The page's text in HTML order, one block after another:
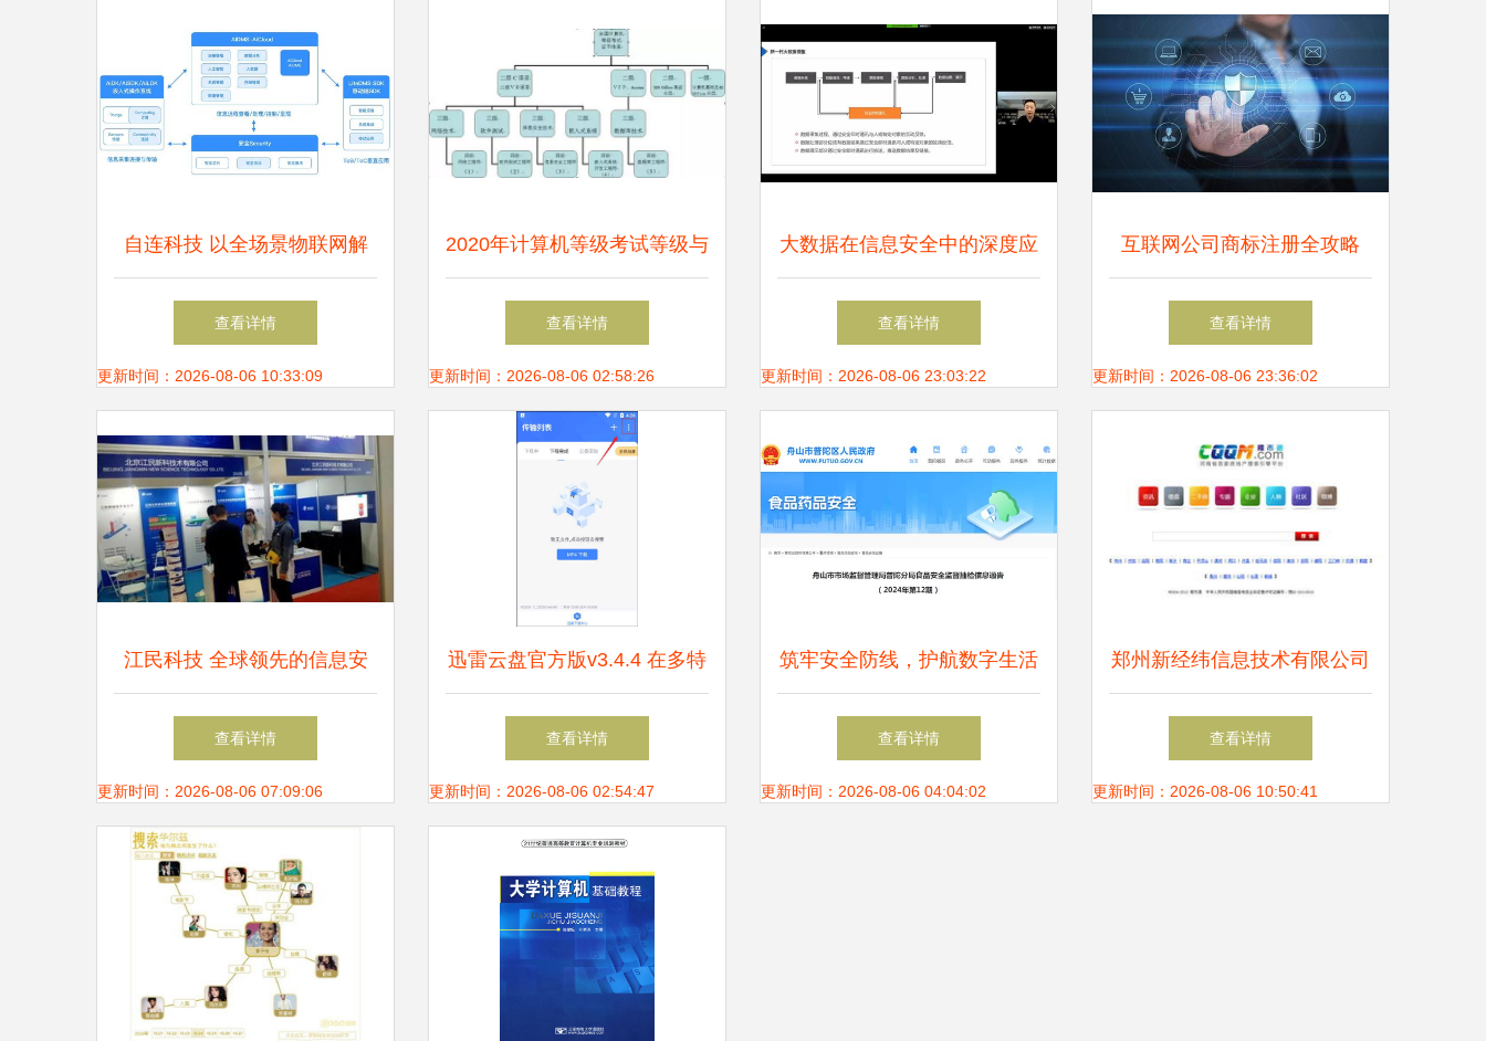
自连科技 以全场景物联网解
决方案赋能大健康与新基建，
筑就网络安全新基石
查看详情
更新时间：2026-08-06 10:33:09
2020年计算机等级考试等级与
科目构成探析——以网络与信
息安全软件开发为例
查看详情
更新时间：2026-08-06 02:58:26
大数据在信息安全中的深度应
用 林皓董事长的战略洞察
查看详情
更新时间：2026-08-06 23:03:22
互联网公司商标注册全攻略
网络与信息安全软件开发必须
涵盖的四大类别
查看详情
更新时间：2026-08-06 23:36:02
江民科技 全球领先的信息安
全设备与服务提供商
查看详情
更新时间：2026-08-06 07:09:06
迅雷云盘官方版v3.4.4 在多特
软件站获取安全可靠的安卓下
载
查看详情
更新时间：2026-08-06 02:54:47
筑牢安全防线，护航数字生活
——舟山市普陀区市场监督管
理局发布2024年第12期食品
查看详情
更新时间：2026-08-06 04:04:02
郑州新经纬信息技术有限公司
赋能数字化未来的综合技术解
决方案提供商
查看详情
更新时间：2026-08-06 10:50:41